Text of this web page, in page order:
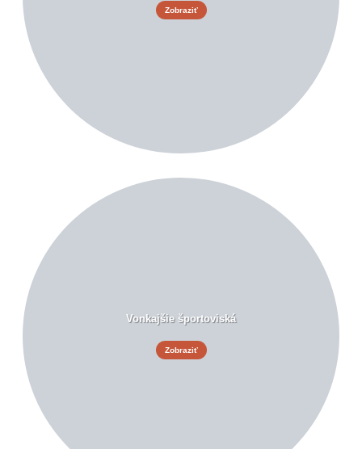
Zobraziť
Vonkajšie športoviská
Zobraziť